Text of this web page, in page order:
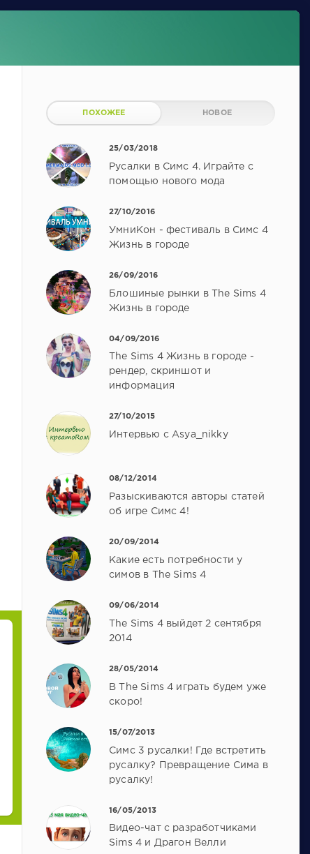
ПОХОЖЕЕ НОВОЕ
25/03/2018
Русалки в Симс 4. Играйте с
помощью нового мода
27/10/2016
УмниКон - фестиваль в Симс 4
Жизнь в городе
26/09/2016
Блошиные рынки в The Sims 4
Жизнь в городе
04/09/2016
The Sims 4 Жизнь в городе -
рендер, скриншот и
информация
27/10/2015
Интервью c Asya_nikky
08/12/2014
Разыскиваются авторы статей
об игре Симс 4!
20/09/2014
Какие есть потребности у
симов в The Sims 4
09/06/2014
The Sims 4 выйдет 2 сентября
2014
28/05/2014
В The Sims 4 играть будем уже
скоро!
15/07/2013
Симс 3 русалки! Где встретить
русалку? Превращение Сима в
русалку!
16/05/2013
Видео-чат с разработчиками
Sims 4 и Драгон Велли